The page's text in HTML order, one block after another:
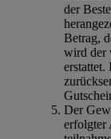
der
Betrag,
wird der
erstattet.
Der
erfolgter